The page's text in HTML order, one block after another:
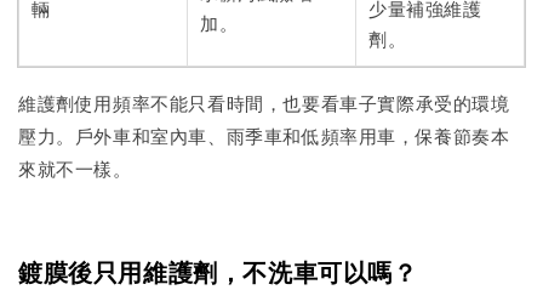
輛
加。
少量補強維護
劑。
維護劑使用頻率不能只看時間，也要看車子實際承受的環境
壓力。戶外車和室內車、雨季車和低頻率用車，保養節奏本
來就不一樣。
鍍膜後只用維護劑，不洗車可以嗎？